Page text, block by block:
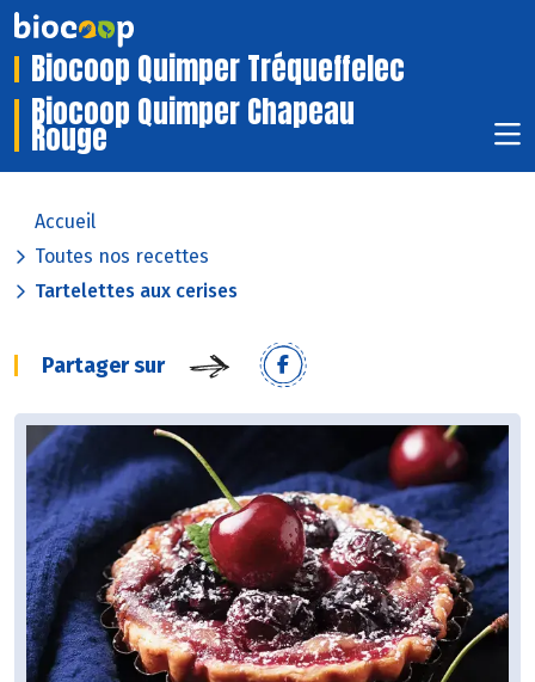
Biocoop Quimper Tréqueffelec
Biocoop Quimper Chapeau
Rouge
Accueil
Toutes nos recettes
Tartelettes aux cerises
Partager sur